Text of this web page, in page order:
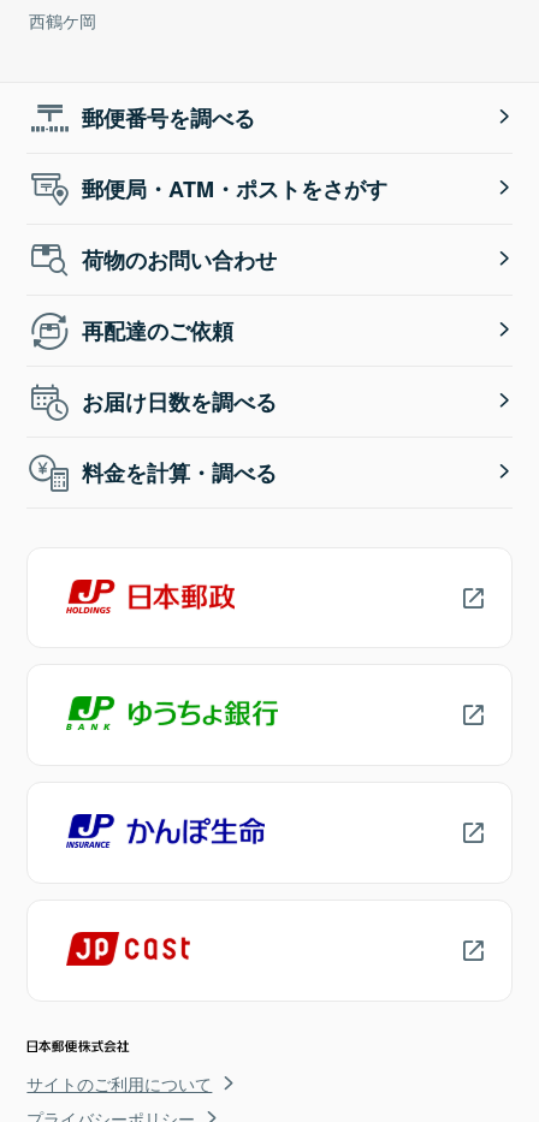
西鶴ケ岡
郵便番号を調べる
郵便局・ATM・ポストをさがす
荷物のお問い合わせ
再配達のご依頼
お届け日数を調べる
料金を計算・調べる
サイトのご利用について